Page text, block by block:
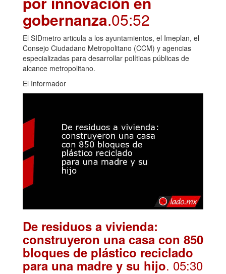
gobernanza.05:52
El SIDmetro articula a los ayuntamientos, el Imeplan, el
Consejo Ciudadano Metropolitano (CCM) y agencias
especializadas para desarrollar políticas públicas de
alcance metropolitano.
El Informador
De residuos a vivienda:
construyeron una casa con 850
bloques de plástico reciclado
para una madre y su hijo. 05:30